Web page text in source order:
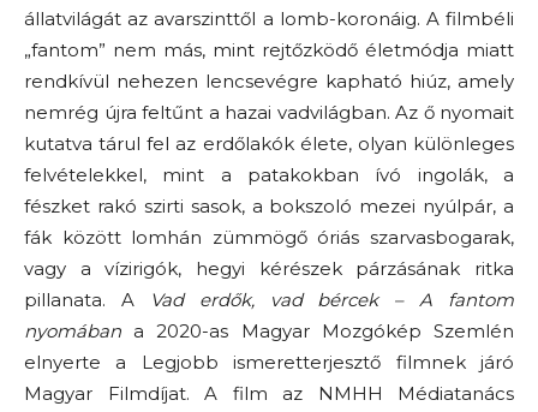
állatvilágát az avarszinttől a lomb-koronáig. A filmbéli
„fantom” nem más, mint rejtőzködő életmódja miatt
rendkívül nehezen lencsevégre kapható hiúz, amely
nemrég újra feltűnt a hazai vadvilágban. Az ő nyomait
kutatva tárul fel az erdőlakók élete, olyan különleges
felvételekkel, mint a patakokban ívó ingolák, a
fészket rakó szirti sasok, a bokszoló mezei nyúlpár, a
fák között lomhán zümmögő óriás szarvasbogarak,
vagy a vízirigók, hegyi kérészek párzásának ritka
pillanata. A
Vad erdők, vad bércek – A fantom
nyomában a 2020-as Magyar Mozgókép Szemlén
elnyerte a Legjobb ismeretterjesztő filmnek járó
Magyar Filmdíjat. A film az NMHH Médiatanács